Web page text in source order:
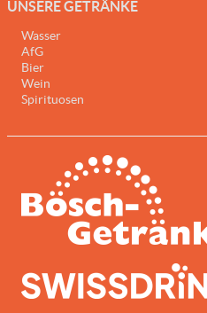
UNSERE GETRÄNKE
Wasser
AfG
Bier
Wein
Spirituosen